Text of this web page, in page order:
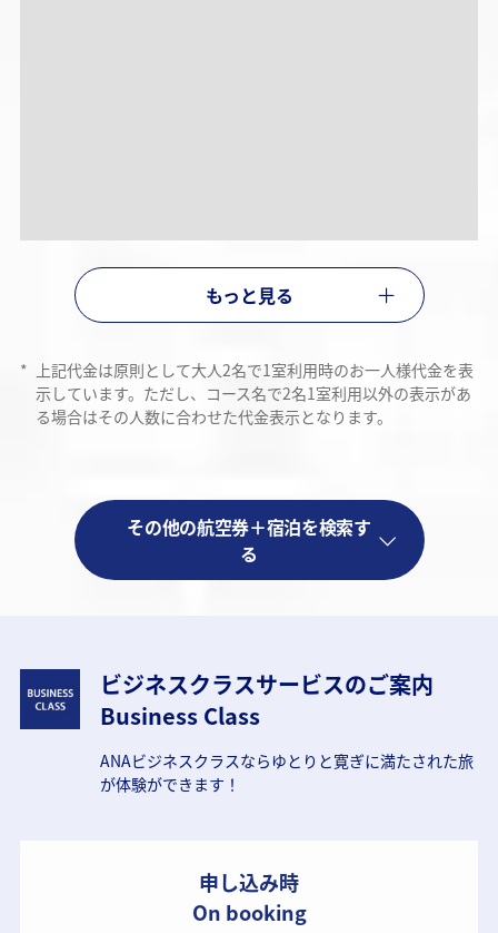
もっと見る
*
上記代金は原則として大人2名で1室利用時のお一人様代金を表
示しています。ただし、コース名で2名1室利用以外の表示があ
る場合はその人数に合わせた代金表示となります。
その他の航空券＋宿泊を検索す
る
ビジネスクラスサービスのご案内
Business Class
ANAビジネスクラスならゆとりと寛ぎに満たされた旅
が体験ができます！
申し込み時
On booking